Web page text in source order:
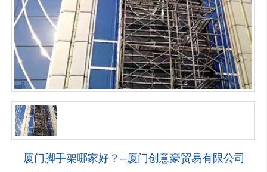
厦门脚手架哪家好？--厦门创意豪贸易有限公司